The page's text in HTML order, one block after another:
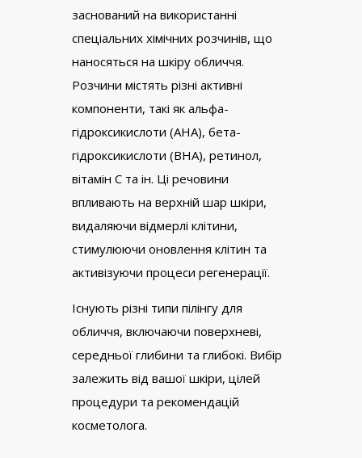
заснований на використанні
спеціальних хімічних розчинів, що
наносяться на шкіру обличчя.
Розчини містять різні активні
компоненти, такі як альфа-
гідроксикислоти (AHA), бета-
гідроксикислоти (BHA), ретинол,
вітамін С та ін. Ці речовини
впливають на верхній шар шкіри,
видаляючи відмерлі клітини,
стимулюючи оновлення клітин та
активізуючи процеси регенерації.
Існують різні типи пілінгу для
обличчя, включаючи поверхневі,
середньої глибини та глибокі. Вибір
залежить від вашої шкіри, цілей
процедури та рекомендацій
косметолога.